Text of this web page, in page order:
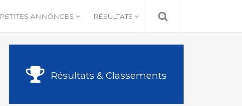
PETITES ANNONCES RÉSULTATS
Résultats & Classements